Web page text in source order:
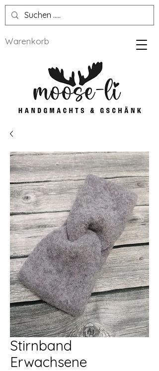
Warenkorb
Stirnband
Erwachsene